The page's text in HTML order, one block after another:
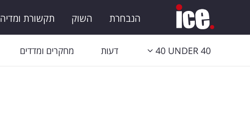
הנבחרת השוק תקשורת ומדיה
40 UNDER 40 דעות מחקרים ומדדים